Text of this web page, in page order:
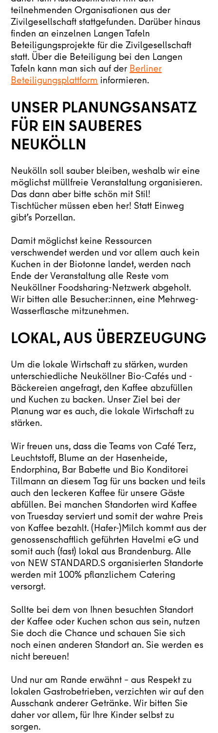
teilnehmenden Organisationen aus der
Zivilgesellschaft stattgefunden. Darüber hinaus
finden an einzelnen Langen Tafeln
Beteiligungsprojekte für die Zivilgesellschaft
statt. Über die Beteiligung bei den Langen
Tafeln kann man sich auf der Berliner
Beteiligungsplattform informieren.
UNSER PLANUNGSANSATZ
FÜR EIN SAUBERES
NEUKÖLLN
Neukölln soll sauber bleiben, weshalb wir eine
möglichst müllfreie Veranstaltung organisieren.
Das dann aber bitte schön mit Stil!
Tischtücher müssen eben her! Statt Einweg
gibt’s Porzellan.
Damit möglichst keine Ressourcen
verschwendet werden und vor allem auch kein
Kuchen in der Biotonne landet, werden nach
Ende der Veranstaltung alle Reste vom
Neuköllner Foodsharing-Netzwerk abgeholt.
Wir bitten alle Besucher:innen, eine Mehrweg-
Wasserflasche mitzunehmen.
LOKAL, AUS ÜBERZEUGUNG
Um die lokale Wirtschaft zu stärken, wurden
unterschiedliche Neuköllner Bio-Cafés und -
Bäckereien angefragt, den Kaffee abzufüllen
und Kuchen zu backen. Unser Ziel bei der
Planung war es auch, die lokale Wirtschaft zu
stärken.
Wir freuen uns, dass die Teams von Café Terz,
Leuchtstoff, Blume an der Hasenheide,
Endorphina, Bar Babette und Bio Konditorei
Tillmann an diesem Tag für uns backen und teils
auch den leckeren Kaffee für unsere Gäste
abfüllen. Bei manchen Standorten wird Kaffee
von Truesday serviert und somit der wahre Preis
von Kaffee bezahlt. (Hafer-)Milch kommt aus der
genossenschaftlich geführten Havelmi eG und
somit auch (fast) lokal aus Brandenburg. Alle
von NEW STANDARD.S organisierten Standorte
werden mit 100% pflanzlichem Catering
versorgt.
Sollte bei dem von Ihnen besuchten Standort
der Kaffee oder Kuchen schon aus sein, nutzen
Sie doch die Chance und schauen Sie sich
noch einen anderen Standort an. Sie werden es
nicht bereuen!
Und nur am Rande erwähnt – aus Respekt zu
lokalen Gastrobetrieben, verzichten wir auf den
Ausschank anderer Getränke. Wir bitten Sie
daher vor allem, für Ihre Kinder selbst zu
sorgen.